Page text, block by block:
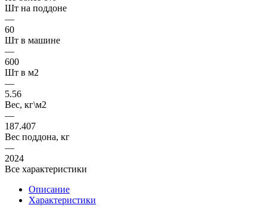
Шт на поддоне
—
60
Шт в машине
—
600
Шт в м2
—
5.56
Вес, кг\м2
—
187.407
Вес поддона, кг
—
2024
Все характеристики
Описание
Характеристики